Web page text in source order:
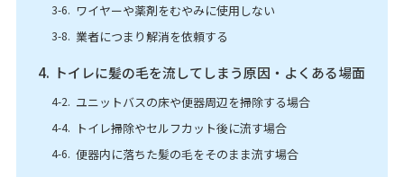
ワイヤーや薬剤をむやみに使用しない
業者につまり解消を依頼する
トイレに髪の毛を流してしまう原因・よくある場面
ユニットバスの床や便器周辺を掃除する場合
トイレ掃除やセルフカット後に流す場合
便器内に落ちた髪の毛をそのまま流す場合